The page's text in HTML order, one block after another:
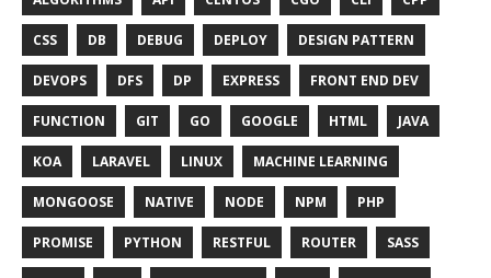
CSS DB DEBUG DEPLOY DESIGN PATTERN
DEVOPS DFS DP EXPRESS FRONT END DEV
FUNCTION GIT GO GOOGLE HTML JAVA
KOA LARAVEL LINUX MACHINE LEARNING
MONGOOSE NATIVE NODE NPM PHP
PROMISE PYTHON RESTFUL ROUTER SASS